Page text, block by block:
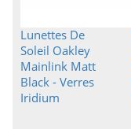
Lunettes De
Soleil Oakley
Mainlink Matt
Black - Verres
Iridium